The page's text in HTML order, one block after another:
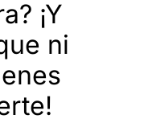
¡Y
ni